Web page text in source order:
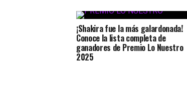
¡Shakira fue la más galardonada!
Conoce la lista completa de
ganadores de Premio Lo Nuestro
2025